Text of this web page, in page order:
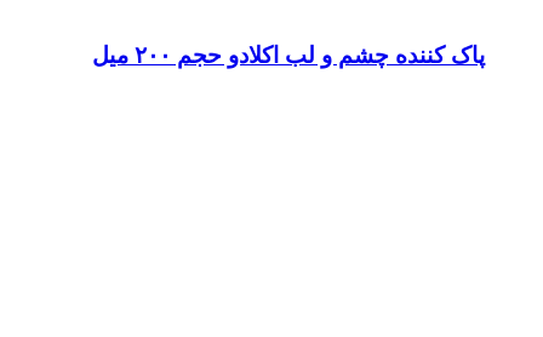
پاک کننده چشم و لب اکلادو حجم ۲۰۰ میل